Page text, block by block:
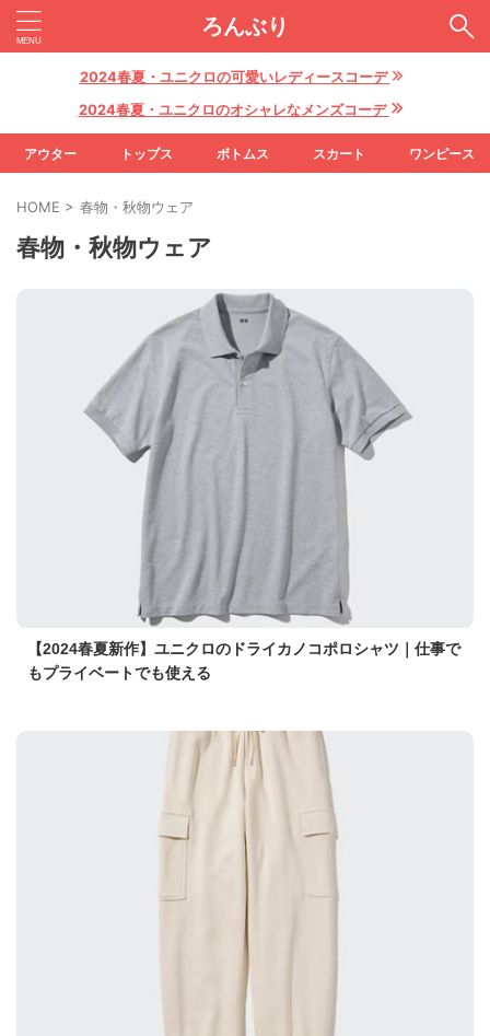
ろんぶり
2024春夏・ユニクロの可愛いレディースコーデ
2024春夏・ユニクロのオシャレなメンズコーデ
アウター トップス ボトムス スカート ワンピース
HOME > 春物・秋物ウェア
春物・秋物ウェア
【2024春夏新作】ユニクロのドライカノコポロシャツ｜仕事で
もプライベートでも使える